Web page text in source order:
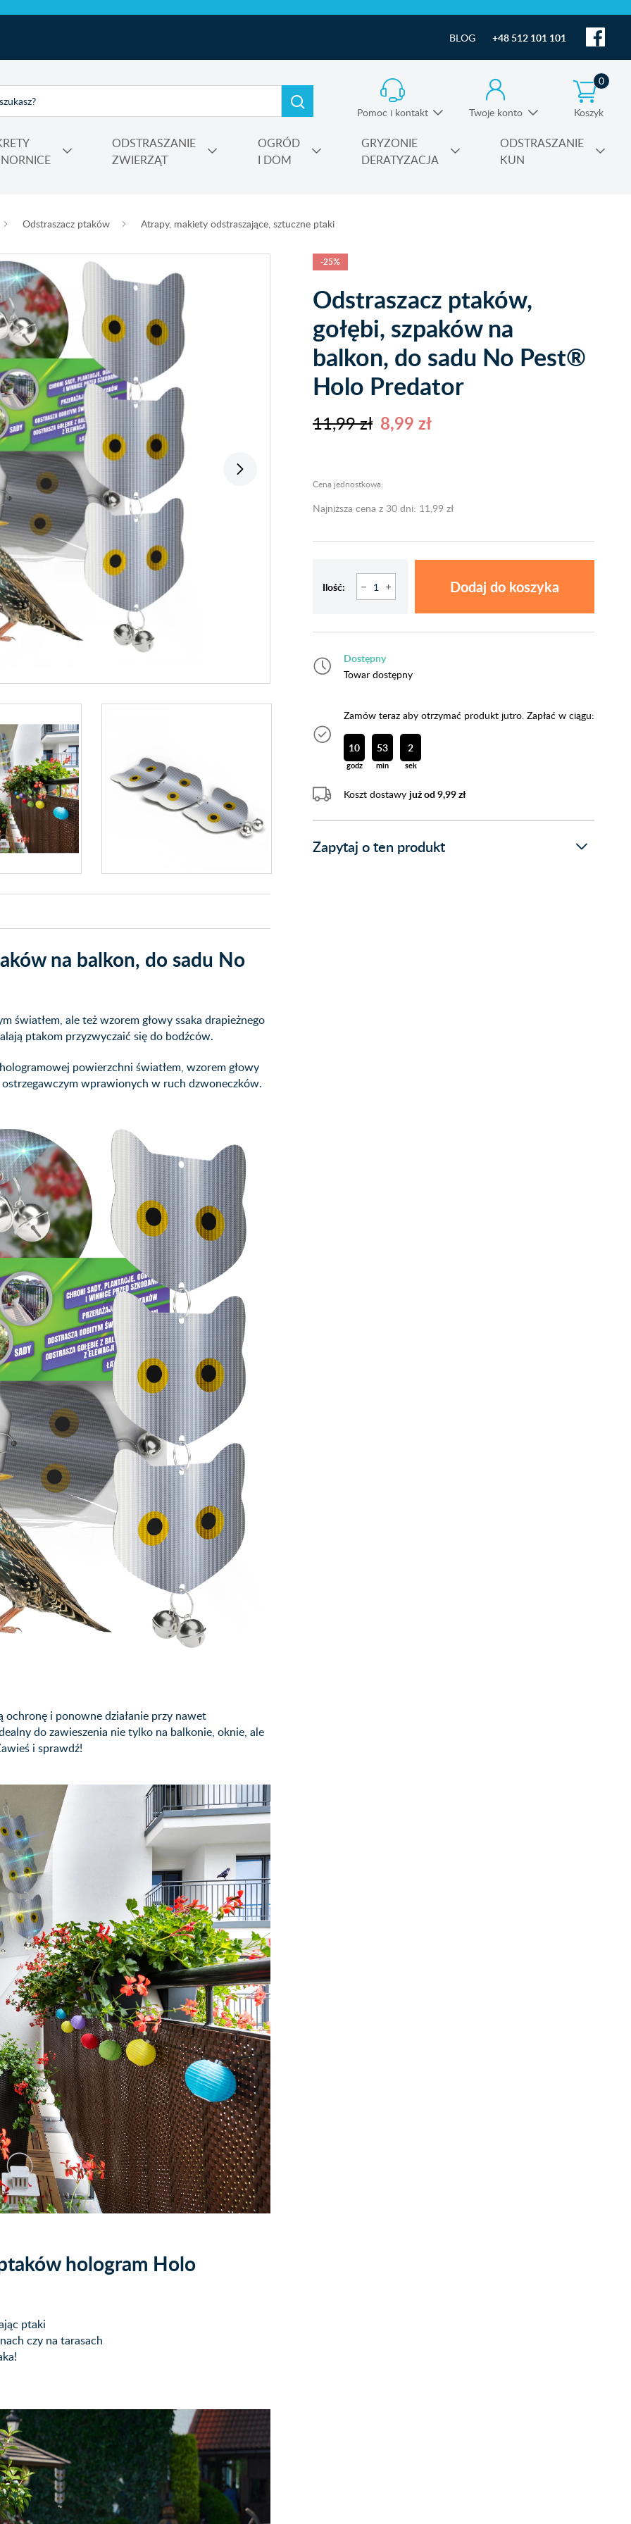
BLOG +48 512 101 101
Pomoc i kontakt Twoje konto Koszyk
0
ODSTRASZANIE
ZWIERZĄT
OGRÓD
I DOM
GRYZONIE
DERATYZACJA
ODSTRASZANIE
KUN
Odstraszacz ptaków Atrapy, makiety odstraszające, sztuczne ptaki
-25%
Odstraszacz ptaków,
gołębi, szpaków na
balkon, do sadu No Pest®
Holo Predator
11,99 zł 8,99 zł
Cena jednostkowa:
Najniższa cena z 30 dni: 11,99 zł
Ilość: Dodaj do koszyka
Dostępny
Towar dostępny
Zamów teraz aby otrzymać produkt jutro. Zapłać w ciągu:
10
godz
53
min
1
sek
Koszt dostawy już od 9,99 zł
Zapytaj o ten produkt
na balkon, do sadu No
światłem, ale też wzorem głowy ssaka drapieżnego
ptakom przyzwyczaić się do bodźców.
powierzchni światłem, wzorem głowy
wprawionych w ruch dzwoneczków.
i ponowne działanie przy nawet
do zawieszenia nie tylko na balkonie, oknie, ale
i sprawdź!
hologram Holo
ptaki
czy na tarasach